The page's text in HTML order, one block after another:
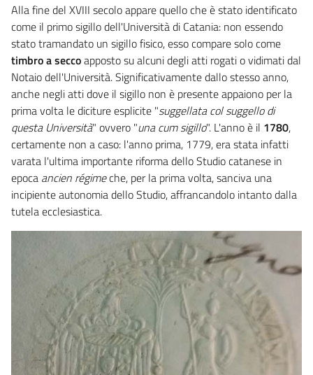
Alla fine del XVIII secolo appare quello che è stato identificato
come il primo sigillo dell'Università di Catania: non essendo
stato tramandato un sigillo fisico, esso compare solo come
timbro a seccoapposto su alcuni degli atti rogati o vidimati dal
Notaio dell'Università. Significativamente dallo stesso anno,
anche negli atti dove il sigillo non è presente appaiono per la
prima volta le diciture esplicite "suggellata col suggello di
questa Università" ovvero "una cum sigillo". L'anno è il 1780,
certamente non a caso: l'anno prima, 1779, era stata infatti
varata l'ultima importante riforma dello Studio catanese in
epoca ancien régimeche, per la prima volta, sanciva una
incipiente autonomia dello Studio, affrancandolo intanto dalla
tutela ecclesiastica.